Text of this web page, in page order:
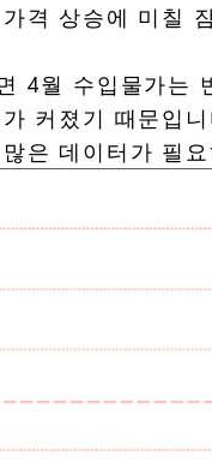
격 상승에 미칠
4월 수입물가는
커졌기 때문입
은 데이터가 필